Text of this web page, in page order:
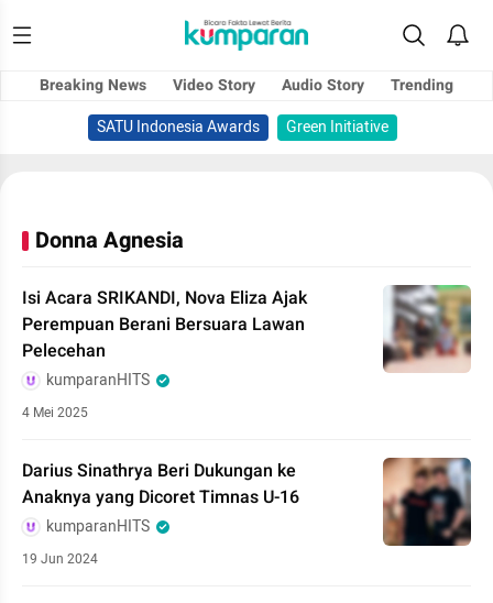
Breaking News Video Story Audio Story
Trending
SATU Indonesia Awards
Green Initiative
Donna Agnesia
Isi Acara SRIKANDI, Nova Eliza Ajak
Perempuan Berani Bersuara Lawan
Pelecehan
kumparanHITS
4 Mei 2025
Darius Sinathrya Beri Dukungan ke
Anaknya yang Dicoret Timnas U-16
kumparanHITS
19 Jun 2024